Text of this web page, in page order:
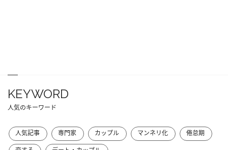
KEYWORD
人気のキーワード
人気記事 専門家 カップル マンネリ化
倦怠期